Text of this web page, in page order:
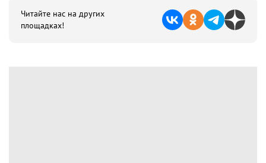
Читайте нас на других
площадках!